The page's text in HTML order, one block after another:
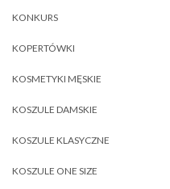
KONKURS
KOPERTÓWKI
KOSMETYKI MĘSKIE
KOSZULE DAMSKIE
KOSZULE KLASYCZNE
KOSZULE ONE SIZE